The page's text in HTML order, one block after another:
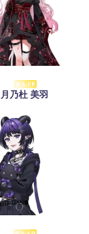
ギルドF
月乃杜 美羽